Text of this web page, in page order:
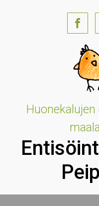
Skip to main content